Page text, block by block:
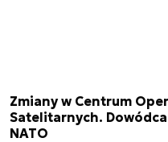
Zmiany w Centrum
Satelitarnych.
NATO